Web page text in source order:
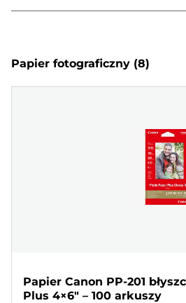
Papier fotograficzny (8)
Papier Canon PP-201
Plus 4×6" – 100 arkuszy